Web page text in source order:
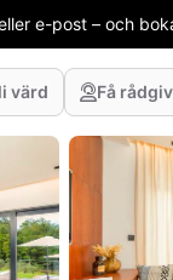
e-post – och
värd Få